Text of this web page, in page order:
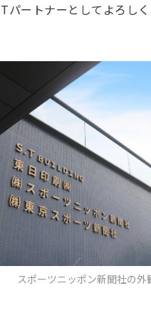
パートナーとしてよろし
スポーツニッポン新聞社の外